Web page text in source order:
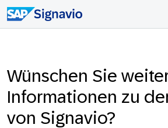
Wünschen Sie
Informationen zu
von Signavio?